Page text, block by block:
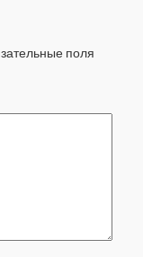
поля